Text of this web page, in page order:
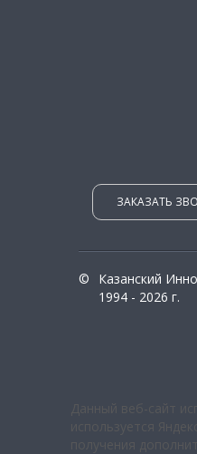
ЗАКАЗАТЬ
©
Казанский
1994 - 2026 г.
Данный веб-сайт
используется
получения